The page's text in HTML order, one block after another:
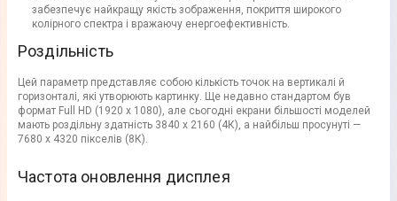
забезпечує найкращу якість зображення, покриття широкого
колірного спектра і вражаючу енергоефективність.
Роздільність
Цей параметр представляє собою кількість точок на вертикалі й
горизонталі, які утворюють картинку. Ще недавно стандартом був
формат Full HD (1920 x 1080), але сьогодні екрани більшості моделей
мають роздільну здатність 3840 x 2160 (4К), а найбільш просунуті —
7680 x 4320 пікселів (8К).
Частота оновлення дисплея